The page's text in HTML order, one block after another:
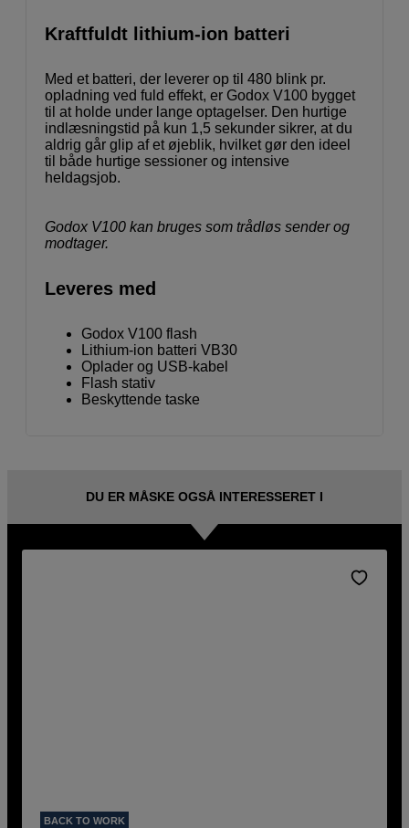
Kraftfuldt lithium-ion batteri
Med et batteri, der leverer op til 480 blink pr.
opladning ved fuld effekt, er Godox V100 bygget
til at holde under lange optagelser. Den hurtige
indlæsningstid på kun 1,5 sekunder sikrer, at du
aldrig går glip af et øjeblik, hvilket gør den ideel
til både hurtige sessioner og intensive
heldagsjob.
Godox V100 kan bruges som trådløs sender og
modtager.
Leveres med
Godox V100 flash
Lithium-ion batteri VB30
Oplader og USB-kabel
Flash stativ
Beskyttende taske
DU ER MÅSKE OGSÅ INTERESSERET I
BACK TO WORK